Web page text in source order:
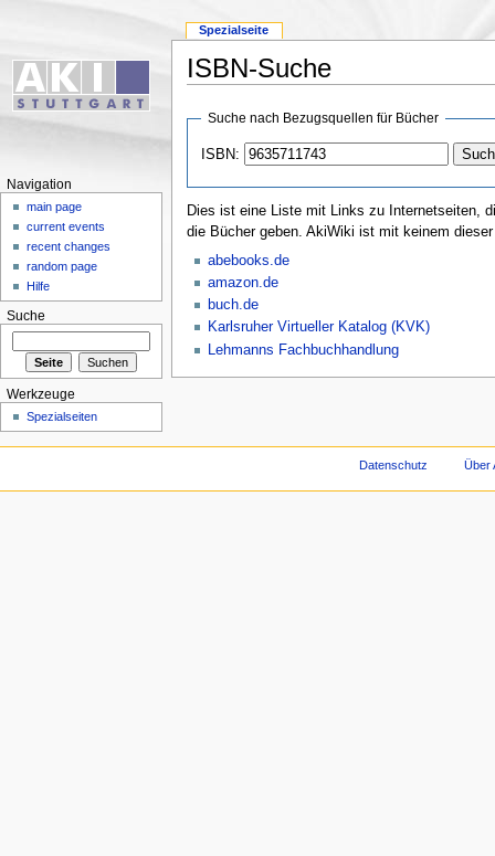
ISBN-Suche
Suche nach Bezugsquellen für Bücher
ISBN:
Dies ist eine Liste mit Links zu Internetseiten,
die Bücher geben. AkiWiki ist mit keinem
abebooks.de
amazon.de
buch.de
Karlsruher Virtueller Katalog (KVK)
Lehmanns Fachbuchhandlung
Spezialseite
Navigation
main page
current events
recent changes
random page
Hilfe
Suche
Werkzeuge
Spezialseiten
Datenschutz Über